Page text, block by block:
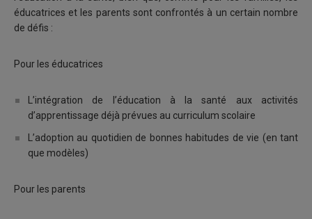
éducatrices et les parents sont confrontés à un certain nombre
de défis :
Pour les éducatrices
L’intégration de l’éducation à la santé aux activités
d’apprentissage déjà prévues au curriculum scolaire
L’adoption au quotidien de bonnes habitudes de vie (en tant
que modèles)
Pour les parents